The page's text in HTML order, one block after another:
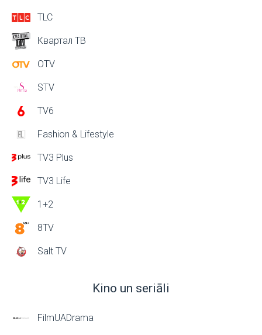
TLC
Квартал ТВ
OTV
STV
TV6
Fashion & Lifestyle
TV3 Plus
TV3 Life
1+2
8TV
Salt TV
Kino un seriāli
FilmUADrama